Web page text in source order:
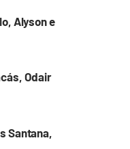
Alyson e
Odair
Santana,